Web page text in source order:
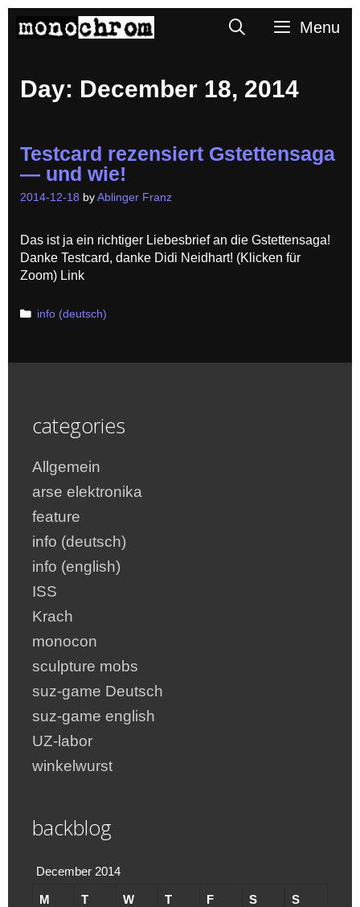
SearchMenu
Day: December 18, 2014
Testcard rezensiert Gstettensaga
— und wie!
2014-12-18 by Ablinger Franz
Das ist ja ein richtiger Liebesbrief an die Gstettensaga!
Danke Testcard, danke Didi Neidhart! (Klicken für
Zoom) Link
Categories
info (deutsch)
categories
Allgemein
arse elektronika
feature
info (deutsch)
info (english)
ISS
Krach
monocon
sculpture mobs
suz-game Deutsch
suz-game english
UZ-labor
winkelwurst
backblog
December 2014
M T W T F S S